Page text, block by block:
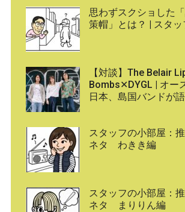
思わずスクショした
策帽」とは？ | スタ
【対談】The Belair
Bombs✕DYGL | オー
日本、島国バンドが
スタッフの小部屋：
ネタ わきき編
スタッフの小部屋：
ネタ まりりん編